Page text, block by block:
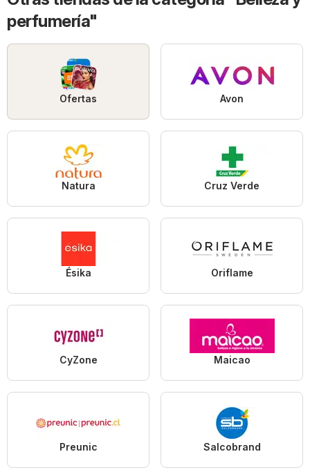
perfumería"
Ofertas Avon
Natura Cruz Verde
Ésika Oriflame
CyZone Maicao
Preunic Salcobrand